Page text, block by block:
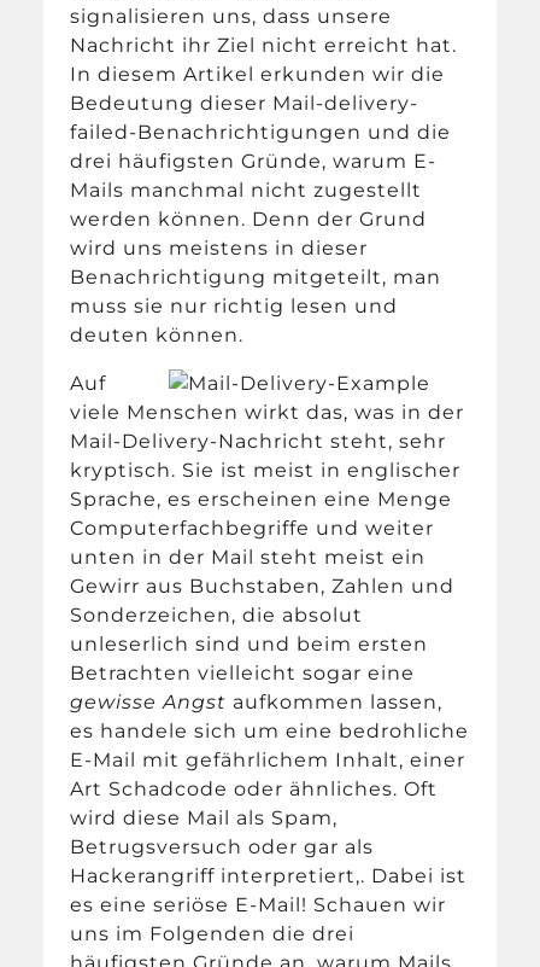
signalisieren uns, dass unsere
Nachricht ihr Ziel nicht erreicht hat.
In diesem Artikel erkunden wir die
Bedeutung dieser Mail-delivery-
failed-Benachrichtigungen und die
drei häufigsten Gründe, warum E-
Mails manchmal nicht zugestellt
werden können. Denn der Grund
wird uns meistens in dieser
Benachrichtigung mitgeteilt, man
muss sie nur richtig lesen und
deuten können.
Auf
viele Menschen wirkt das, was in der
Mail-Delivery-Nachricht steht, sehr
kryptisch. Sie ist meist in englischer
Sprache, es erscheinen eine Menge
Computerfachbegriffe und weiter
unten in der Mail steht meist ein
Gewirr aus Buchstaben, Zahlen und
Sonderzeichen, die absolut
unleserlich sind und beim ersten
Betrachten vielleicht sogar eine
gewisse Angst aufkommen lassen,
es handele sich um eine bedrohliche
E-Mail mit gefährlichem Inhalt, einer
Art Schadcode oder ähnliches. Oft
wird diese Mail als Spam,
Betrugsversuch oder gar als
Hackerangriff interpretiert,. Dabei ist
es eine seriöse E-Mail! Schauen wir
uns im Folgenden die drei
häufigsten Gründe an, warum Mails